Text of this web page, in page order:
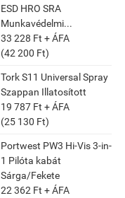
ESD HRO SRA
Munkavédelmi...
33 228 Ft + ÁFA
(42 200 Ft)
Tork S11 Universal Spray
Szappan Illatosított
19 787 Ft + ÁFA
(25 130 Ft)
Portwest PW3 Hi-Vis 3-in-
1 Pilóta kabát
Sárga/Fekete
22 362 Ft + ÁFA